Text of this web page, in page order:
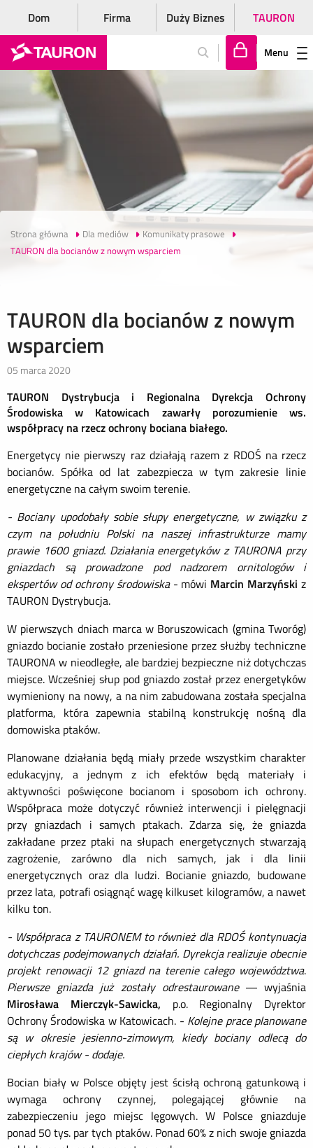
Dom Firma Duży Biznes TAURON
lo
gu
j
si
ę
Menu
Strona główna Dla mediów
Komunikaty prasowe
TAURON dla bocianów z nowym wsparciem
TAURON dla bocianów z nowym
wsparciem
05 marca 2020
TAURON Dystrybucja i Regionalna Dyrekcja Ochrony
Środowiska w Katowicach zawarły porozumienie ws.
współpracy na rzecz ochrony bociana białego.
Energetycy nie pierwszy raz działają razem z RDOŚ na rzecz
bocianów. Spółka od lat zabezpiecza w tym zakresie linie
energetyczne na całym swoim terenie.
- Bociany upodobały sobie słupy energetyczne, w związku z
czym na południu Polski na naszej infrastrukturze mamy
prawie 1600 gniazd. Działania energetyków z TAURONA przy
gniazdach są prowadzone pod nadzorem ornitologów i
ekspertów od ochrony środowiska - mówi Marcin Marzyński z
TAURON Dystrybucja.
W pierwszych dniach marca w Boruszowicach (gmina Tworóg)
gniazdo bocianie zostało przeniesione przez służby techniczne
TAURONA w nieodległe, ale bardziej bezpieczne niż dotychczas
miejsce. Wcześniej słup pod gniazdo został przez energetyków
wymieniony na nowy, a na nim zabudowana została specjalna
platforma, która zapewnia stabilną konstrukcję nośną dla
domowiska ptaków.
Planowane działania będą miały przede wszystkim charakter
edukacyjny, a jednym z ich efektów będą materiały i
aktywności poświęcone bocianom i sposobom ich ochrony.
Współpraca może dotyczyć również interwencji i pielęgnacji
przy gniazdach i samych ptakach. Zdarza się, że gniazda
zakładane przez ptaki na słupach energetycznych stwarzają
zagrożenie, zarówno dla nich samych, jak i dla linii
energetycznych oraz dla ludzi. Bocianie gniazdo, budowane
przez lata, potrafi osiągnąć wagę kilkuset kilogramów, a nawet
kilku ton.
- Współpraca z TAURONEM to również dla RDOŚ kontynuacja
dotychczas podejmowanych działań. Dyrekcja realizuje obecnie
projekt renowacji 12 gniazd na terenie całego województwa.
Pierwsze gniazda już zostały odrestaurowane— wyjaśnia
Mirosława Mierczyk-Sawicka, p.o. Regionalny Dyrektor
Ochrony Środowiska w Katowicach. - Kolejne prace planowane
są w okresie jesienno-zimowym, kiedy bociany odlecą do
ciepłych krajów - dodaje.
Bocian biały w Polsce objęty jest ścisłą ochroną gatunkową i
wymaga ochrony czynnej, polegającej głównie na
zabezpieczeniu jego miejsc lęgowych. W Polsce gniazduje
ponad 50 tys. par tych ptaków. Ponad 60% z nich swoje gniazda